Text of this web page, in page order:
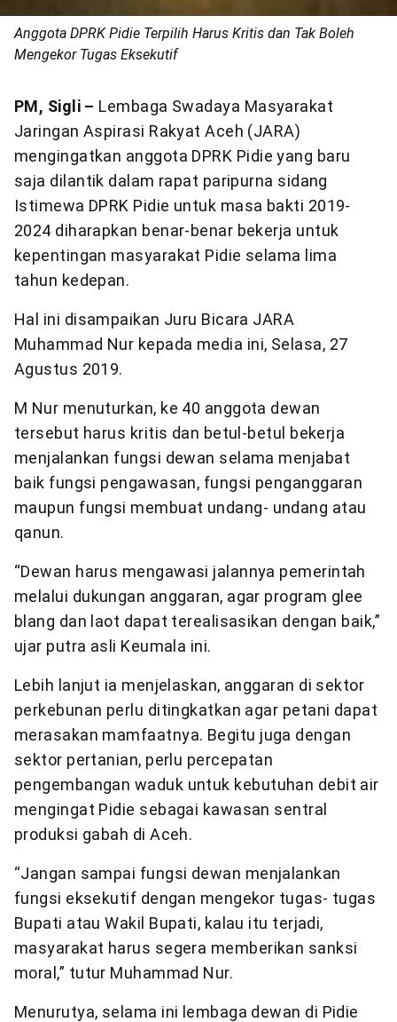
Anggota DPRK Pidie Terpilih Harus Kritis dan Tak Boleh
Mengekor Tugas Eksekutif
PM, Sigli – Lembaga Swadaya Masyarakat
Jaringan Aspirasi Rakyat Aceh (JARA)
mengingatkan anggota DPRK Pidie yang baru
saja dilantik dalam rapat paripurna sidang
Istimewa DPRK Pidie untuk masa bakti 2019-
2024 diharapkan benar-benar bekerja untuk
kepentingan masyarakat Pidie selama lima
tahun kedepan.
Hal ini disampaikan Juru Bicara JARA
Muhammad Nur kepada media ini, Selasa, 27
Agustus 2019.
M Nur menuturkan, ke 40 anggota dewan
tersebut harus kritis dan betul-betul bekerja
menjalankan fungsi dewan selama menjabat
baik fungsi pengawasan, fungsi penganggaran
maupun fungsi membuat undang- undang atau
qanun.
“Dewan harus mengawasi jalannya pemerintah
melalui dukungan anggaran, agar program glee
blang dan laot dapat terealisasikan dengan baik,”
ujar putra asli Keumala ini.
Lebih lanjut ia menjelaskan, anggaran di sektor
perkebunan perlu ditingkatkan agar petani dapat
merasakan mamfaatnya. Begitu juga dengan
sektor pertanian, perlu percepatan
pengembangan waduk untuk kebutuhan debit air
mengingat Pidie sebagai kawasan sentral
produksi gabah di Aceh.
“Jangan sampai fungsi dewan menjalankan
fungsi eksekutif dengan mengekor tugas- tugas
Bupati atau Wakil Bupati, kalau itu terjadi,
masyarakat harus segera memberikan sanksi
moral,” tutur Muhammad Nur.
Menurutya, selama ini lembaga dewan di Pidie